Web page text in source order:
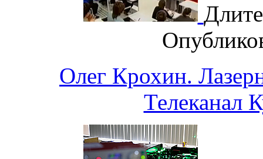
Олег Крохин.
Телеканал